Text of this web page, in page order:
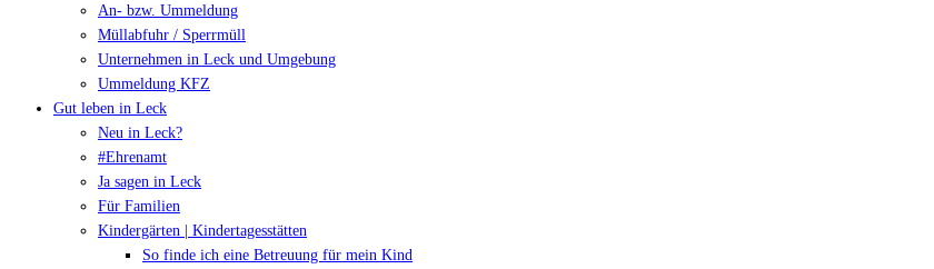
An- bzw. Ummeldung
Müllabfuhr / Sperrmüll
Unternehmen in Leck und Umgebung
Ummeldung KFZ
Gut leben in Leck
Neu in Leck?
#Ehrenamt
Ja sagen in Leck
Für Familien
Kindergärten | Kindertagesstätten
So finde ich eine Betreuung für mein Kind